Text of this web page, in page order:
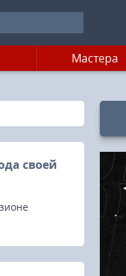
Мастера
своей
три